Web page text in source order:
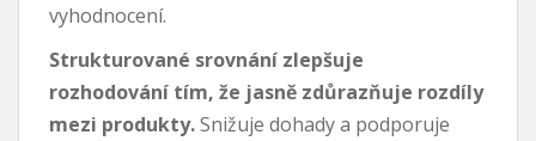
vyhodnocení.
Strukturované srovnání zlepšuje
rozhodování tím, že jasně zdůrazňuje rozdíly
mezi produkty.Snižuje dohady a podporuje